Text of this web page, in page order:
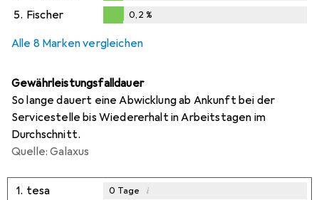
0,2%
5. Fischer 0,2 %
Alle 8 Marken vergleichen
Gewährleistungsfalldauer
So lange dauert eine Abwicklung ab Ankunft bei der
Servicestelle bis Wiedererhalt in Arbeitstagen im
Durchschnitt.
Quelle: Galaxus
1. tesa 0 Tage i